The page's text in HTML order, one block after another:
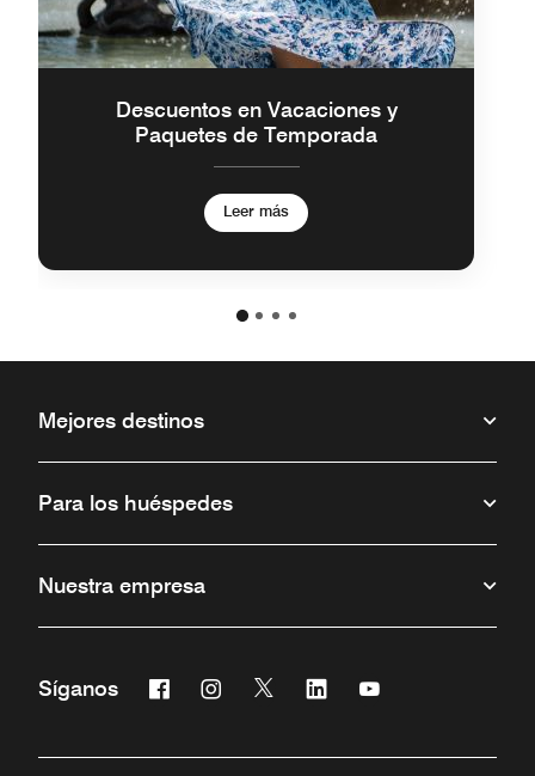
Descuentos en Vacaciones y
Paquetes de Temporada
Leer más
Mejores destinos
Para los huéspedes
Nuestra empresa
Síganos Facebook
Abre una ventana nueva
Instagram
Abre una ventana nueva
Twitter
Abre una ventana nueva
Linkedin
Abre una ventana nueva
Abre una ventana